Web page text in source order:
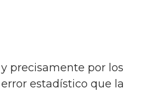
precisamente por los
estadístico que la